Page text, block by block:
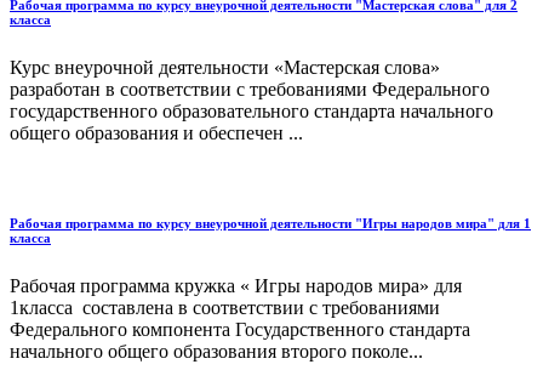
Рабочая программа по курсу внеурочной деятельности "Мастерская слова" для 2
класса
Курс внеурочной деятельности «Мастерская слова»
разработан в соответствии с требованиями Федерального
государственного образовательного стандарта начального
общего образования и обеспечен ...
Рабочая программа по курсу внеурочной деятельности "Игры народов мира" для 1
класса
Рабочая программа кружка « Игры народов мира» для
1класса составлена в соответствии с требованиями
Федерального компонента Государственного стандарта
начального общего образования второго поколе...